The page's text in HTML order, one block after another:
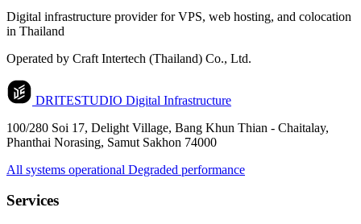
Digital infrastructure provider for VPS, web hosting, and colocation
in Thailand
Operated by Craft Intertech (Thailand) Co., Ltd.
DRITESTUDIO Digital Infrastructure
100/280 Soi 17, Delight Village, Bang Khun Thian - Chaitalay,
Phanthai Norasing, Samut Sakhon 74000
All systems operational Degraded performance
Services